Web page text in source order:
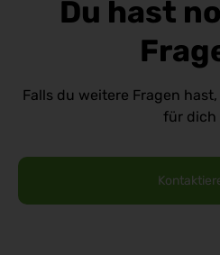
Du hast
Falls du weitere Fragen
für dich